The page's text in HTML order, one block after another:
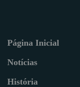
Página Inicial
Notícias
História